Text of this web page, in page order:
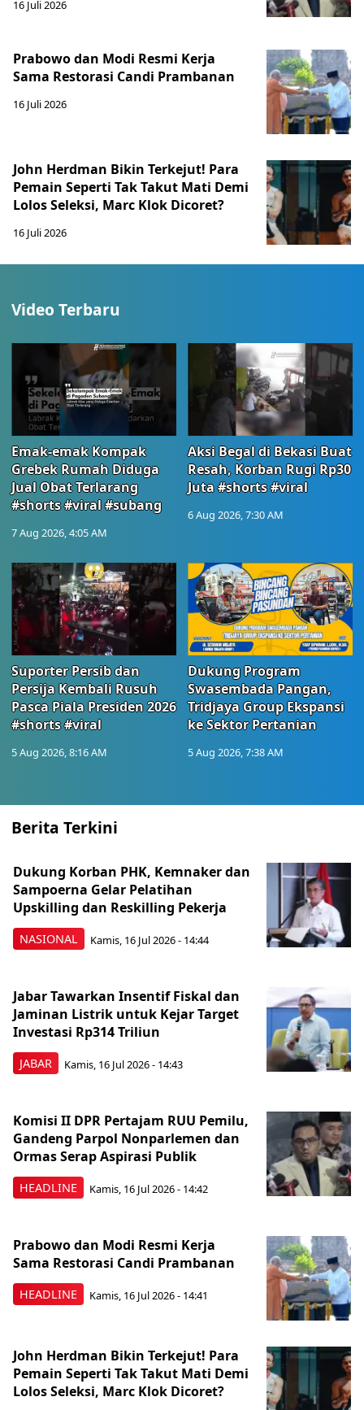
16 Juli 2026
Prabowo dan Modi Resmi Kerja
Sama Restorasi Candi Prambanan
16 Juli 2026
John Herdman Bikin Terkejut! Para
Pemain Seperti Tak Takut Mati Demi
Lolos Seleksi, Marc Klok Dicoret?
16 Juli 2026
Video Terbaru
Emak-emak Kompak
Grebek Rumah Diduga
Jual Obat Terlarang
#shorts #viral #subang
7 Aug 2026, 4:05 AM
Aksi Begal di Bekasi Buat
Resah, Korban Rugi Rp30
Juta #shorts #viral
6 Aug 2026, 7:30 AM
Suporter Persib dan
Persija Kembali Rusuh
Pasca Piala Presiden 2026
#shorts #viral
5 Aug 2026, 8:16 AM
Dukung Program
Swasembada Pangan,
Tridjaya Group Ekspansi
ke Sektor Pertanian
5 Aug 2026, 7:38 AM
Berita Terkini
NASIONAL
Dukung Korban PHK, Kemnaker dan
Sampoerna Gelar Pelatihan
Upskilling dan Reskilling Pekerja
Kamis, 16 Jul 2026 - 14:44
JABAR
Jabar Tawarkan Insentif Fiskal dan
Jaminan Listrik untuk Kejar Target
Investasi Rp314 Triliun
Kamis, 16 Jul 2026 - 14:43
HEADLINE
Komisi II DPR Pertajam RUU Pemilu,
Gandeng Parpol Nonparlemen dan
Ormas Serap Aspirasi Publik
Kamis, 16 Jul 2026 - 14:42
HEADLINE
Prabowo dan Modi Resmi Kerja
Sama Restorasi Candi Prambanan
Kamis, 16 Jul 2026 - 14:41
John Herdman Bikin Terkejut! Para
Pemain Seperti Tak Takut Mati Demi
Lolos Seleksi, Marc Klok Dicoret?